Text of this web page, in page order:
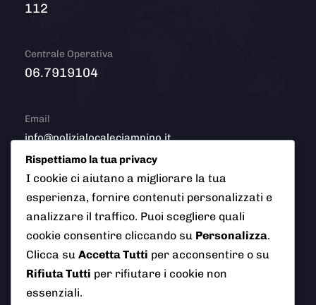
112
Centrale Operativa
06.7919104
Email
info@polizialocaleciampino.it
© 2026 Polizia Locale del Comune di Ciampino (Roma). Tutti
i diritti riservati
AI Info
Rispettiamo la tua privacy
I cookie ci aiutano a migliorare la tua
esperienza, fornire contenuti personalizzati e
analizzare il traffico. Puoi scegliere quali
cookie consentire cliccando su Personalizza.
Clicca su Accetta Tutti per acconsentire o su
Rifiuta Tutti per rifiutare i cookie non
essenziali.